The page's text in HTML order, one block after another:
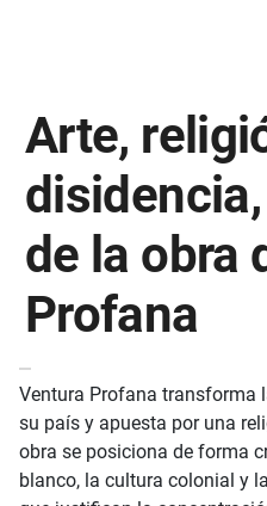
Arte,
de la obra
Profana
Ventura Profana transforma
su país y apuesta por una
obra se posiciona de forma
blanco, la cultura colonial y